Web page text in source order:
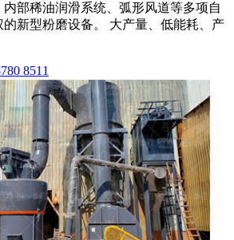
部稀油润滑系统、弧形风道等多项自
的新型粉磨设备。 大产量、低能耗、产
8511